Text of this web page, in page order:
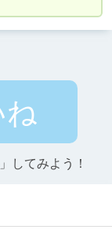
ね
してみよう！